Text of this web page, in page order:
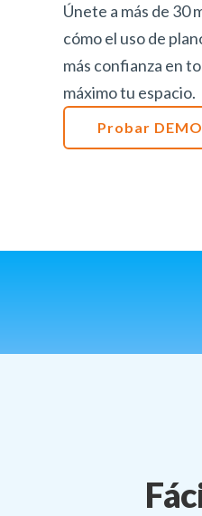
Únete a más de 30
cómo el uso de
más confianza en
máximo tu espacio.
Probar DEMO